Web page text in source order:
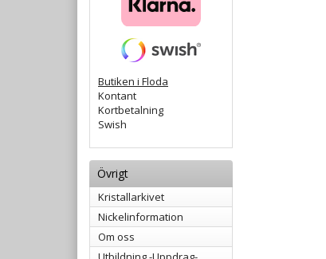
Butiken i Floda
Kontant
Kortbetalning
Swish
Övrigt
Kristallarkivet
Nickelinformation
Om oss